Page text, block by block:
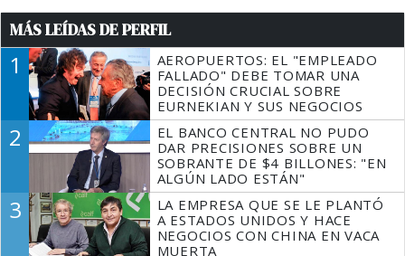
MÁS LEÍDAS DE PERFIL
1
AEROPUERTOS: EL "EMPLEADO
FALLADO" DEBE TOMAR UNA
DECISIÓN CRUCIAL SOBRE
EURNEKIAN Y SUS NEGOCIOS
2
EL BANCO CENTRAL NO PUDO
DAR PRECISIONES SOBRE UN
SOBRANTE DE $4 BILLONES: "EN
ALGÚN LADO ESTÁN"
3
LA EMPRESA QUE SE LE PLANTÓ
A ESTADOS UNIDOS Y HACE
NEGOCIOS CON CHINA EN VACA
MUERTA